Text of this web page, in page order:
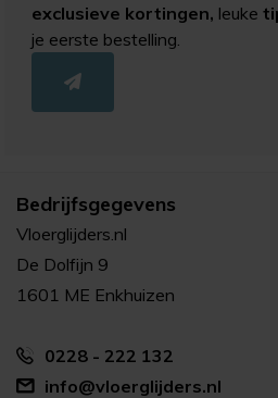
exclusieve kortingen, leuke
je eerste bestelling.
Bedrijfsgegevens
Vloerglijders.nl
De Dolfijn 9
1601 ME Enkhuizen
0228 - 222 132
info@vloerglijders.nl